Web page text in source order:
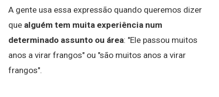
A gente usa essa expressão quando queremos dizer
que alguém tem muita experiência num
determinado assunto ou área: "Ele passou muitos
anos a virar frangos" ou "são muitos anos a virar
frangos".